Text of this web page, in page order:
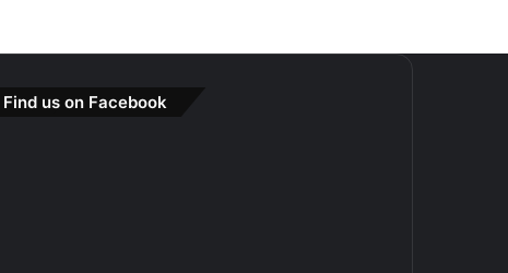
Find us on Facebook